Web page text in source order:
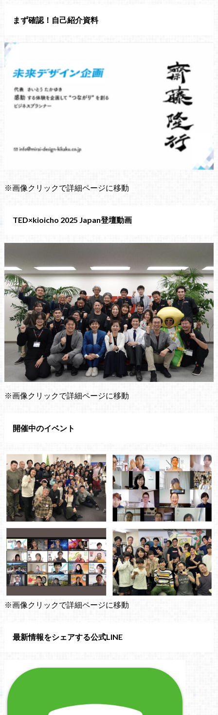
まず確認！自己紹介資料
※画像クリックで詳細ページに移動
TED×kioicho 2025 Japan登壇動画
※画像クリックで詳細ページに移動
開催中のイベント
※画像クリックで詳細ページに移動
最新情報をシェアする公式LINE